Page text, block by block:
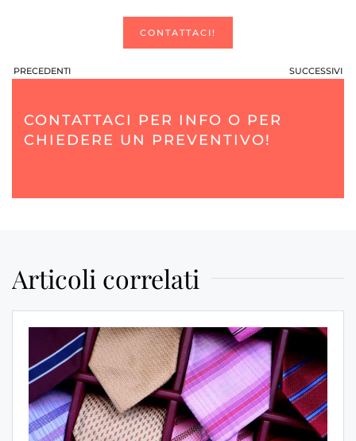
CONTATTACI!
PRECEDENTI SUCCESSIVI
CONTATTACI PER INFO O PER
CHIEDERE UN PREVENTIVO!
Articoli correlati